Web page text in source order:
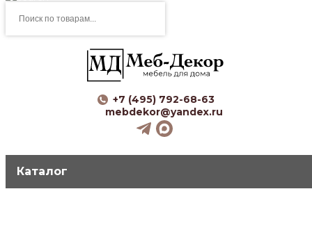
товаров
+7 (495) 792-68-63
mebdekor@yandex.ru
Каталог